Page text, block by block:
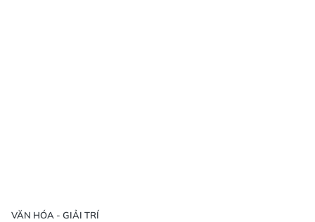
VĂN HÓA - GIẢI TRÍ